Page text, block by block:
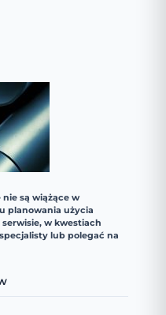
są wiążące w
planowania użycia
w kwestiach
lub polegać na